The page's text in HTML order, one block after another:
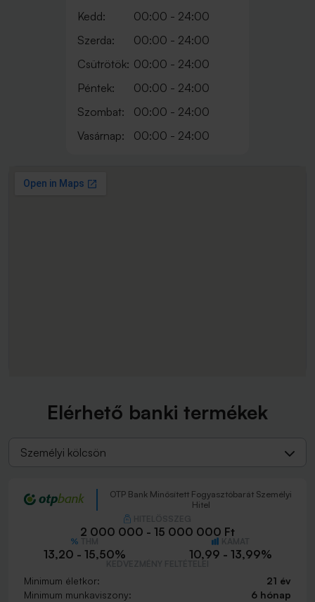
Kedd:
00:00 - 24:00
Szerda:
00:00 - 24:00
Csütrötök: 00:00 - 24:00
Péntek:
00:00 - 24:00
Szombat:
00:00 - 24:00
Vasárnap:
00:00 - 24:00
Elérhető banki termékek
Személyi kölcsön
OTP Bank Minősített Fogyasztóbarát Személyi
Hitel
2 000 000 - 15 000 000 Ft
13,20 - 15,50% 10,99 - 13,99%
Minimum életkor:
21 év
Minimum munkaviszony:
6 hónap